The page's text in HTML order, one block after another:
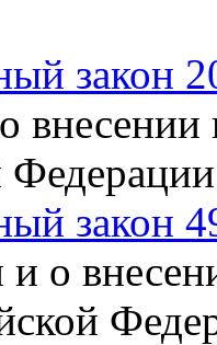
закон
Федерации
закон
о